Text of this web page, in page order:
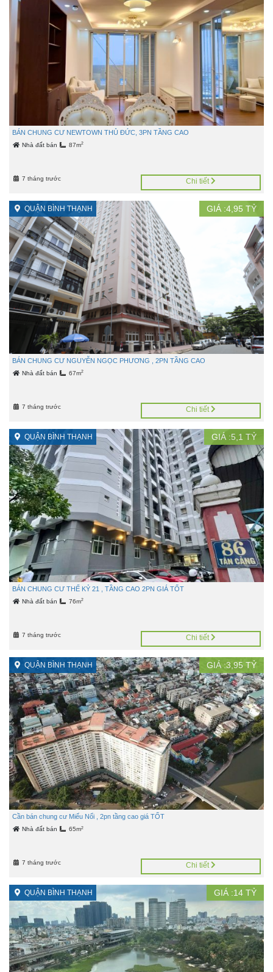
BÁN CHUNG CƯ NEWTOWN THỦ ĐỨC, 3PN TẦNG CAO
Nhà đất bán 87m2
7 tháng trước Chi tiết
QUẬN BÌNH THẠNH GIÁ :4,95 TỶ
BÁN CHUNG CƯ NGUYỄN NGỌC PHƯƠNG , 2PN TẦNG CAO
Nhà đất bán 67m2
7 tháng trước Chi tiết
QUẬN BÌNH THẠNH GIÁ :5,1 TỶ
BÁN CHUNG CƯ THẾ KỶ 21 , TẦNG CAO 2PN GIÁ TỐT
Nhà đất bán 76m2
7 tháng trước Chi tiết
QUẬN BÌNH THẠNH GIÁ :3,95 TỶ
Cần bán chung cư Miếu Nổi , 2pn tầng cao giá TỐT
Nhà đất bán 65m2
7 tháng trước Chi tiết
QUẬN BÌNH THẠNH GIÁ :14 TỶ